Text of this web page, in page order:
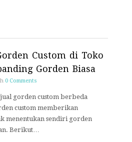
Custom di Toko
Gorden Biasa
0 Comments
gorden custom berbeda
custom memberikan
menentukan sendiri gorden
Berikut…